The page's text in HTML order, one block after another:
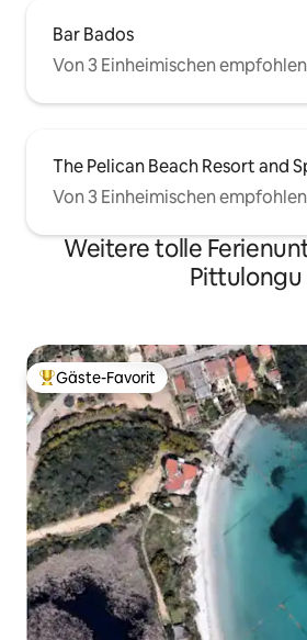
Bar Bados
Von 3 Einheimischen empfohlen
The Pelican Beach Resort and
Von 3 Einheimischen empfohlen
Weitere tolle
Pittulongu
Beliebter Gäste-Favorit.
Gäste-Favorit